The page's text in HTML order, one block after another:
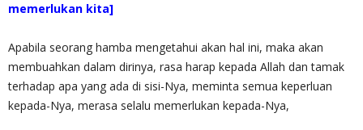
memerlukan kita]
Apabila seorang hamba mengetahui akan hal ini, maka akan
membuahkan dalam dirinya, rasa harap kepada Allah dan tamak
terhadap apa yang ada di sisi-Nya, meminta semua keperluan
kepada-Nya, merasa selalu memerlukan kepada-Nya,